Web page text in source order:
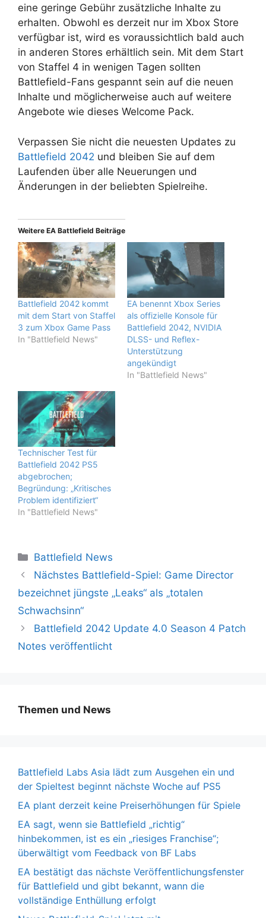
eine geringe Gebühr zusätzliche Inhalte zu
erhalten. Obwohl es derzeit nur im Xbox Store
verfügbar ist, wird es voraussichtlich bald auch
in anderen Stores erhältlich sein. Mit dem Start
von Staffel 4 in wenigen Tagen sollten
Battlefield-Fans gespannt sein auf die neuen
Inhalte und möglicherweise auch auf weitere
Angebote wie dieses Welcome Pack.
Verpassen Sie nicht die neuesten Updates zu
Battlefield 2042 und bleiben Sie auf dem
Laufenden über alle Neuerungen und
Änderungen in der beliebten Spielreihe.
Weitere EA Battlefield Beiträge
Battlefield 2042 kommt
mit dem Start von Staffel
3 zum Xbox Game Pass
In "Battlefield News"
EA benennt Xbox Series
als offizielle Konsole für
Battlefield 2042, NVIDIA
DLSS- und Reflex-
Unterstützung
angekündigt
In "Battlefield News"
Technischer Test für
Battlefield 2042 PS5
abgebrochen;
Begründung: „Kritisches
Problem identifiziert“
In "Battlefield News"
Kategorien
Battlefield News
Nächstes Battlefield-Spiel: Game Director
bezeichnet jüngste „Leaks“ als „totalen
Schwachsinn“
Battlefield 2042 Update 4.0 Season 4 Patch
Notes veröffentlicht
Themen und News
Battlefield Labs Asia lädt zum Ausgehen ein und
der Spieltest beginnt nächste Woche auf PS5
EA plant derzeit keine Preiserhöhungen für Spiele
EA sagt, wenn sie Battlefield „richtig“
hinbekommen, ist es ein „riesiges Franchise“;
überwältigt vom Feedback von BF Labs
EA bestätigt das nächste Veröffentlichungsfenster
für Battlefield und gibt bekannt, wann die
vollständige Enthüllung erfolgt